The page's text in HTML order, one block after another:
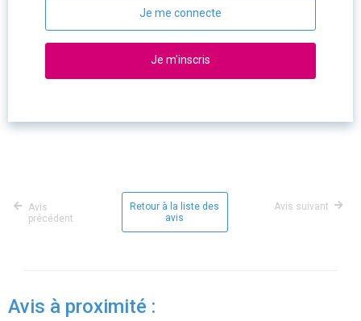
Je me connecte
Je m'inscris
Avis
précédent
Retour à la liste des
avis
Avis suivant
Avis à proximité :